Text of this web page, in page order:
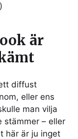
är
diffust
eller ens
man vilja
stämmer – eller
här är ju inget